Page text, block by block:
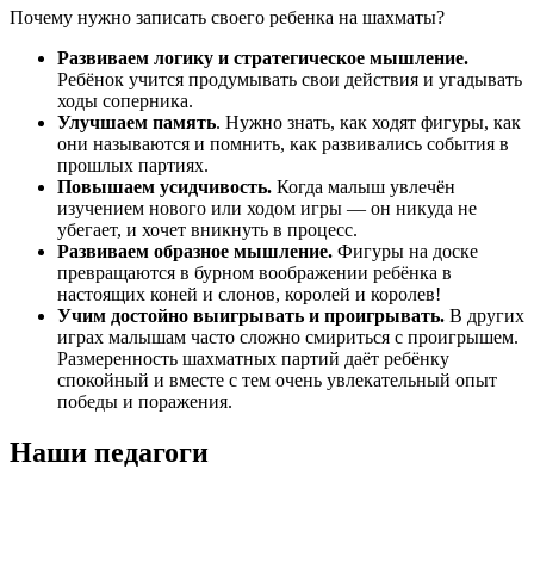
Почему нужно записать своего ребенка на шахматы?
Развиваем логику и стратегическое мышление.
Ребёнок учится продумывать свои действия и угадывать
ходы соперника.
Улучшаем память. Нужно знать, как ходят фигуры, как
они называются и помнить, как развивались события в
прошлых партиях.
Повышаем усидчивость. Когда малыш увлечён
изучением нового или ходом игры — он никуда не
убегает, и хочет вникнуть в процесс.
Развиваем образное мышление. Фигуры на доске
превращаются в бурном воображении ребёнка в
настоящих коней и слонов, королей и королев!
Учим достойно выигрывать и проигрывать. В других
играх малышам часто сложно смириться с проигрышем.
Размеренность шахматных партий даёт ребёнку
спокойный и вместе с тем очень увлекательный опыт
победы и поражения.
Наши педагоги